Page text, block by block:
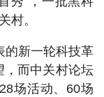
村。
的新一轮科技革
，而中关村论坛
场活动、60场